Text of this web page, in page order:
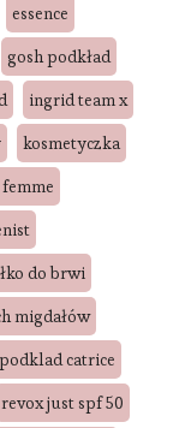
essence
gosh podkład
ingrid team x
kosmetyczka
do brwi
migdałów
podklad catrice
revox just spf 50